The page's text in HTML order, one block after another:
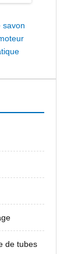
savon
de tubes